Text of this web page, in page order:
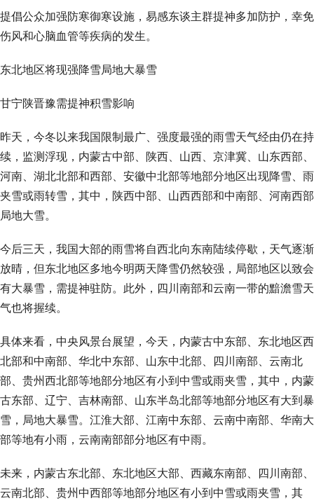
提倡公众加强防寒御寒设施，易感东谈主群提神多加防护，幸免
伤风和心脑血管等疾病的发生。
东北地区将现强降雪局地大暴雪
甘宁陕晋豫需提神积雪影响
昨天，今冬以来我国限制最广、强度最强的雨雪天气经由仍在持
续，监测浮现，内蒙古中部、陕西、山西、京津冀、山东西部、
河南、湖北北部和西部、安徽中北部等地部分地区出现降雪、雨
夹雪或雨转雪，其中，陕西中部、山西西部和中南部、河南西部
局地大雪。
今后三天，我国大部的雨雪将自西北向东南陆续停歇，天气逐渐
放晴，但东北地区多地今明两天降雪仍然较强，局部地区以致会
有大暴雪，需提神驻防。此外，四川南部和云南一带的黯澹雪天
气也将握续。
具体来看，中央风景台展望，今天，内蒙古中东部、东北地区西
北部和中南部、华北中东部、山东中北部、四川南部、云南北
部、贵州西北部等地部分地区有小到中雪或雨夹雪，其中，内蒙
古东部、辽宁、吉林南部、山东半岛北部等地部分地区有大到暴
雪，局地大暴雪。江淮大部、江南中东部、云南中南部、华南大
部等地有小雨，云南南部部分地区有中雨。
未来，内蒙古东北部、东北地区大部、西藏东南部、四川南部、
云南北部、贵州中西部等地部分地区有小到中雪或雨夹雪，其